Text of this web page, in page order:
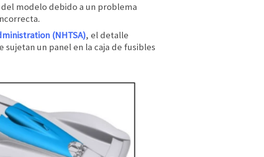
del modelo debido a un problema
(NHTSA), el detalle
un panel en la caja de fusibles